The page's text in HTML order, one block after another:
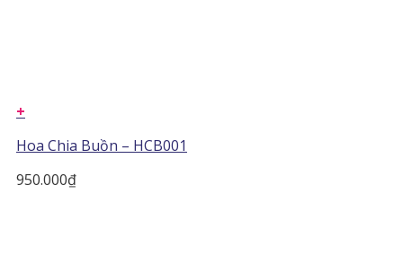
+
Hoa Chia Buồn – HCB001
950.000₫